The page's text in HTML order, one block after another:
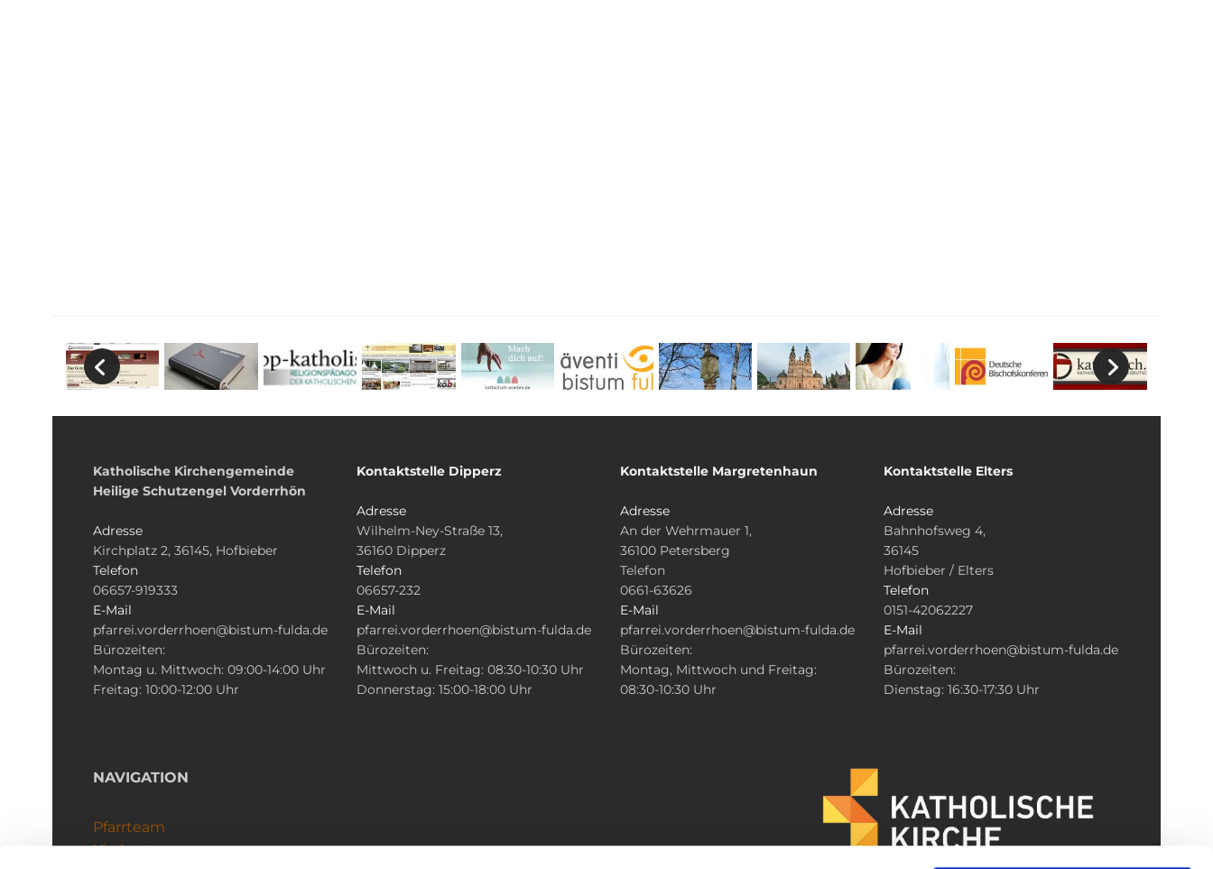
Katholische Kirchengemeinde
Heilige Schutzengel Vorderrhön
Adresse
Kirchplatz 2, 36145, Hofbieber
Telefon
06657-919333
E-Mail
pfarrei.vorderrhoen@bistum-fulda.de
Bürozeiten:
Montag u. Mittwoch: 09:00-14:00 Uhr
Freitag: 10:00-12:00 Uhr
Kontaktstelle Dipperz
Adresse
Wilhelm-Ney-Straße 13,
36160 Dipperz
Telefon
06657-232
E-Mail
pfarrei.vorderrhoen@bistum-fulda.de
Bürozeiten:
Mittwoch u. Freitag: 08:30-10:30 Uhr
Donnerstag: 15:00-18:00 Uhr
Kontaktstelle Margretenhaun
Adresse
An der Wehrmauer 1,
36100 Petersberg
Telefon
0661-63626
E-Mail
pfarrei.vorderrhoen@bistum-fulda.de
Bürozeiten:
Montag, Mittwoch und Freitag:
08:30-10:30 Uhr
Kontaktstelle Elters
Adresse
Bahnhofsweg 4,
36145
Hofbieber / Elters
Telefon
0151-42062227
E-Mail
pfarrei.vorderrhoen@bistum-fulda.de
Bürozeiten:
Dienstag: 16:30-17:30 Uhr
NAVIGATION
Pfarrteam
Kirchenteams